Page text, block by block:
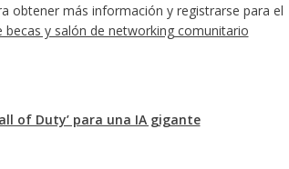
obtener más información y registrarse para el
y salón de networking comunitario
of Duty’ para una IA gigante